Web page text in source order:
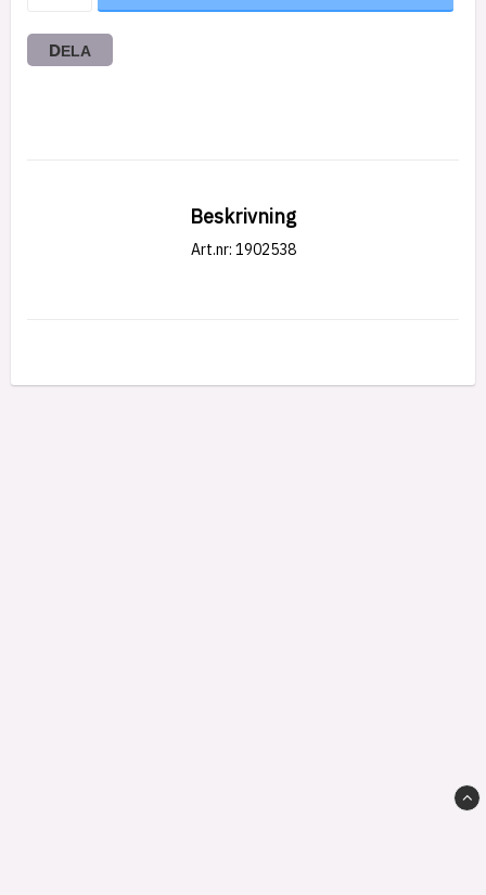
DELA
Beskrivning
Art.nr: 1902538